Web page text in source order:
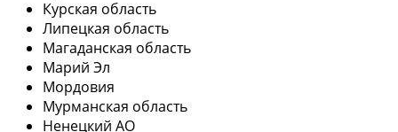
Курская область
Липецкая область
Магаданская область
Марий Эл
Мордовия
Мурманская область
Ненецкий АО